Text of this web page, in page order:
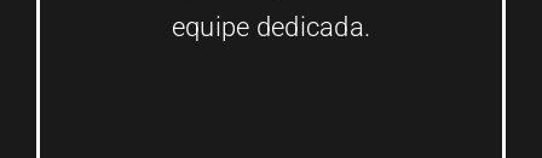
equipe dedicada.